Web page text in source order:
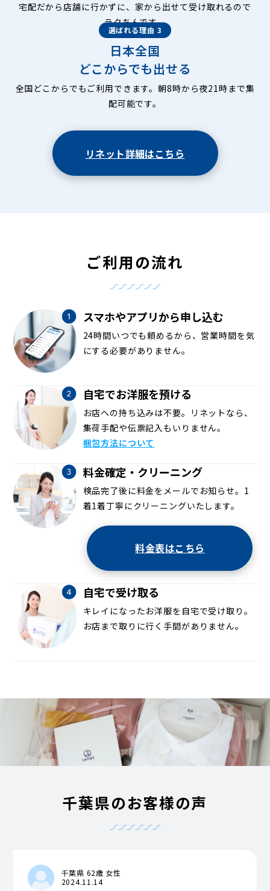
宅配だから店舗に行かずに、家から出せて受け取れるので
ラクちんです。
選ばれる理由 3
日本全国
どこからでも出せる
全国どこからでもご利用できます。朝8時から夜21時まで集
配可能です。
リネット詳細はこちら
ご利用の流れ
スマホやアプリから申し込む
24時間いつでも頼めるから、営業時間を気
にする必要がありません。
自宅でお洋服を預ける
お店への持ち込みは不要。リネットなら、
集荷手配や伝票記入もいりません。
梱包方法について
料金確定・クリーニング
検品完了後に料金をメールでお知らせ。1
着1着丁寧にクリーニングいたします。
料金表はこちら
自宅で受け取る
キレイになったお洋服を自宅で受け取り。
お店まで取りに行く手間がありません。
千葉県のお客様の声
千葉県 62歳 女性
2024.11.14